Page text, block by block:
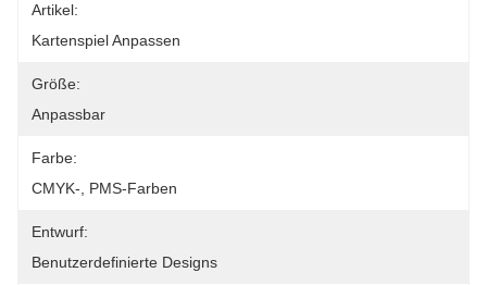
Artikel:
Kartenspiel Anpassen
Größe:
Anpassbar
Farbe:
CMYK-, PMS-Farben
Entwurf:
Benutzerdefinierte Designs